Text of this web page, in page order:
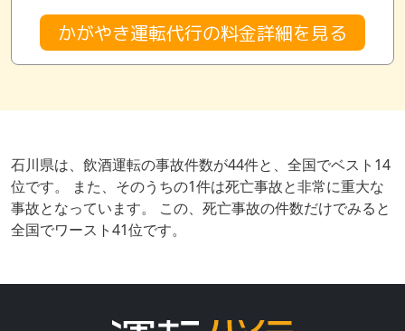
かがやき運転代行の料金詳細を見る
石川県は、飲酒運転の事故件数が44件と、全国でベスト14
位です。 また、そのうちの1件は死亡事故と非常に重大な
事故となっています。 この、死亡事故の件数だけでみると
全国でワースト41位です。